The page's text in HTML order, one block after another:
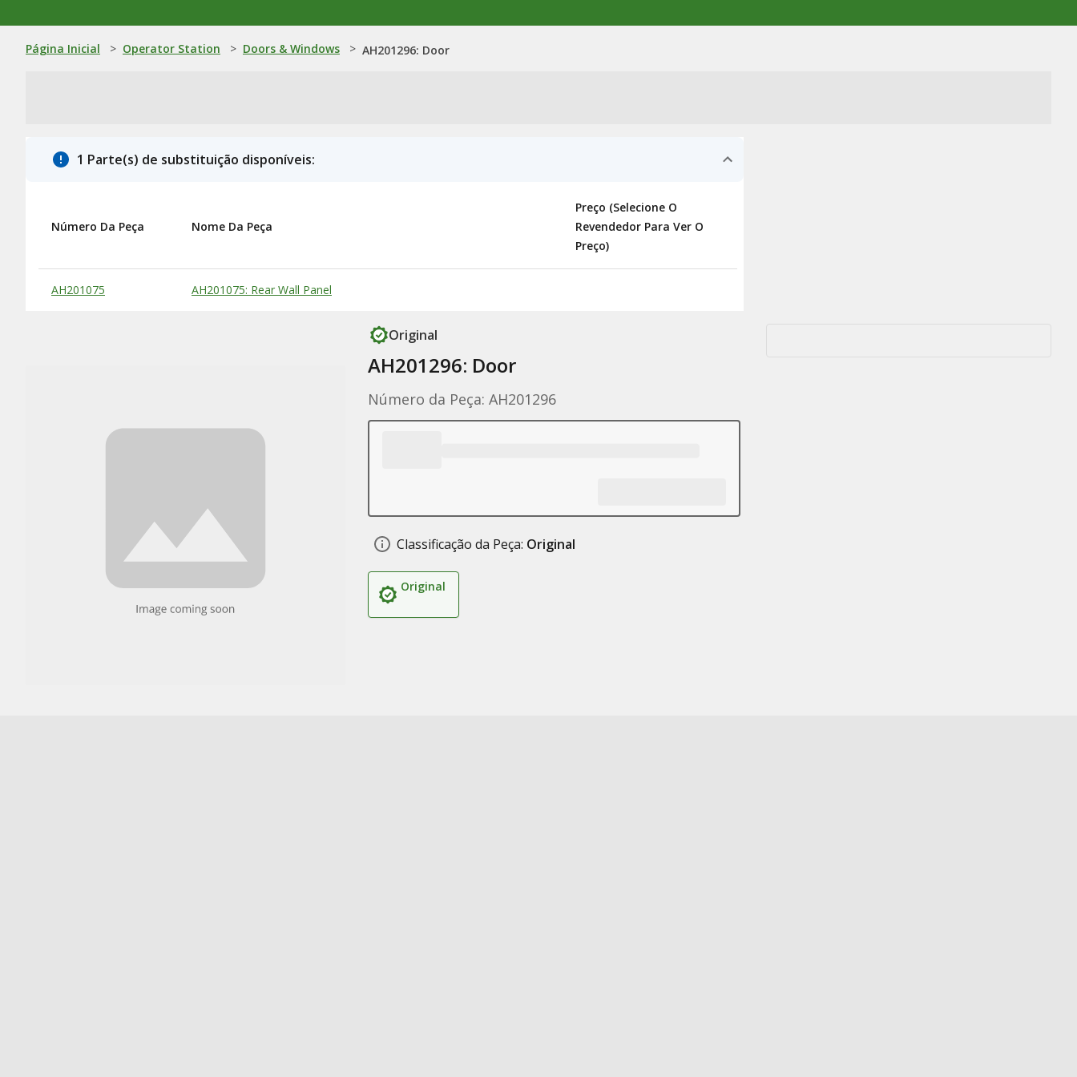
Página Inicial > Operator Station > Doors & Windows > AH201296: Door
1 Parte(s) de substituição disponíveis:
Substitute Products Table
Número Da Peça Nome Da Peça
Preço (selecione O
Revendedor Para Ver O
Preço)
AH201075 AH201075: Rear Wall Panel
Original
AH201296: Door
Número da Peça: AH201296
Classificação da Peça: Original
Original